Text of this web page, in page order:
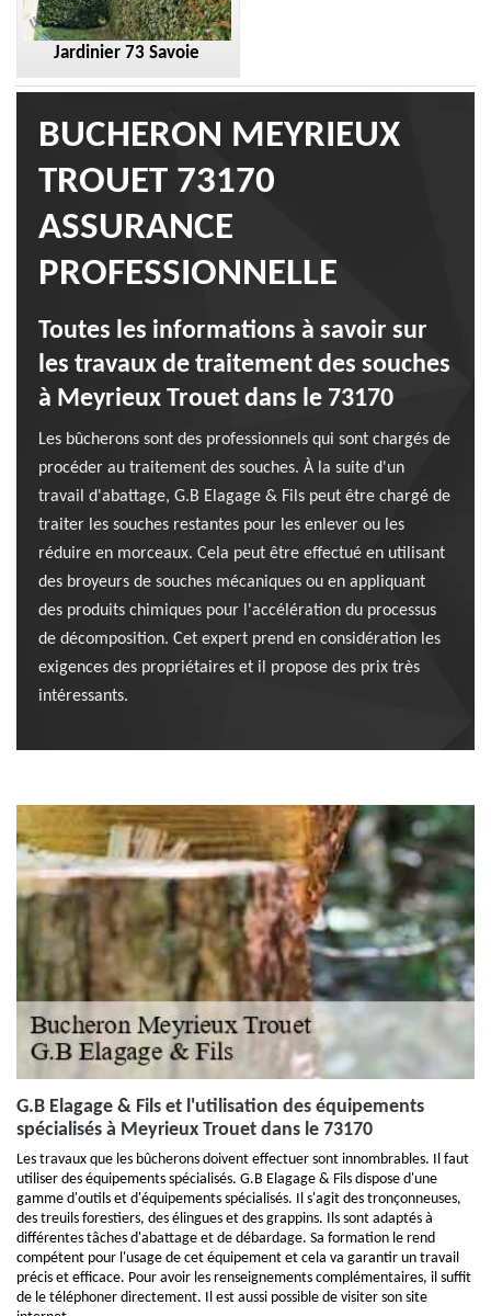
Jardinier 73 Savoie
BUCHERON MEYRIEUX
TROUET 73170
ASSURANCE
PROFESSIONNELLE
Toutes les informations à savoir sur
les travaux de traitement des souches
à Meyrieux Trouet dans le 73170
Les bûcherons sont des professionnels qui sont chargés de
procéder au traitement des souches. À la suite d'un
travail d'abattage, G.B Elagage & Fils peut être chargé de
traiter les souches restantes pour les enlever ou les
réduire en morceaux. Cela peut être effectué en utilisant
des broyeurs de souches mécaniques ou en appliquant
des produits chimiques pour l'accélération du processus
de décomposition. Cet expert prend en considération les
exigences des propriétaires et il propose des prix très
intéressants.
G.B Elagage & Fils et l'utilisation des équipements
spécialisés à Meyrieux Trouet dans le 73170
Les travaux que les bûcherons doivent effectuer sont innombrables. Il faut
utiliser des équipements spécialisés. G.B Elagage & Fils dispose d'une
gamme d'outils et d'équipements spécialisés. Il s'agit des tronçonneuses,
des treuils forestiers, des élingues et des grappins. Ils sont adaptés à
différentes tâches d'abattage et de débardage. Sa formation le rend
compétent pour l'usage de cet équipement et cela va garantir un travail
précis et efficace. Pour avoir les renseignements complémentaires, il suffit
de le téléphoner directement. Il est aussi possible de visiter son site